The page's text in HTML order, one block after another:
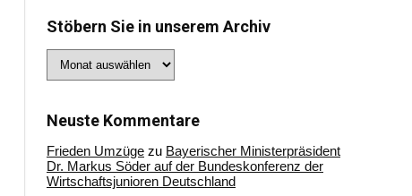
Stöbern Sie in unserem Archiv
Sie
Archiv
Neuste Kommentare
Frieden Umzüge zu Bayerischer Ministerpräsident
Dr. Markus Söder auf der Bundeskonferenz der
Wirtschaftsjunioren Deutschland